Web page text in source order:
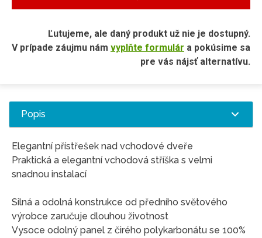
Ľutujeme, ale daný produkt už nie je dostupný.
V prípade záujmu nám vyplňte formulár a pokúsime sa
pre vás nájsť alternatívu.
Popis
Elegantní přístřešek nad vchodové dveře
Praktická a elegantní vchodová stříška s velmi
snadnou instalací
Silná a odolná konstrukce od předního světového
výrobce zaručuje dlouhou životnost
Vysoce odolný panel z čirého polykarbonátu se 100%